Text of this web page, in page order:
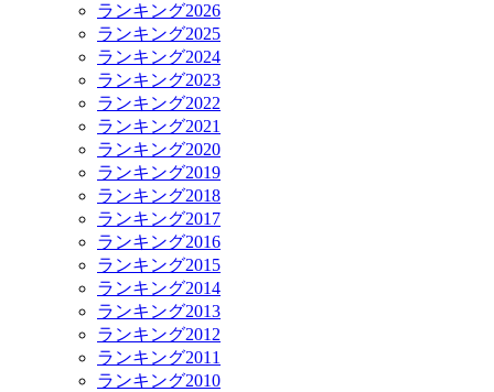
ランキング2026
ランキング2025
ランキング2024
ランキング2023
ランキング2022
ランキング2021
ランキング2020
ランキング2019
ランキング2018
ランキング2017
ランキング2016
ランキング2015
ランキング2014
ランキング2013
ランキング2012
ランキング2011
ランキング2010